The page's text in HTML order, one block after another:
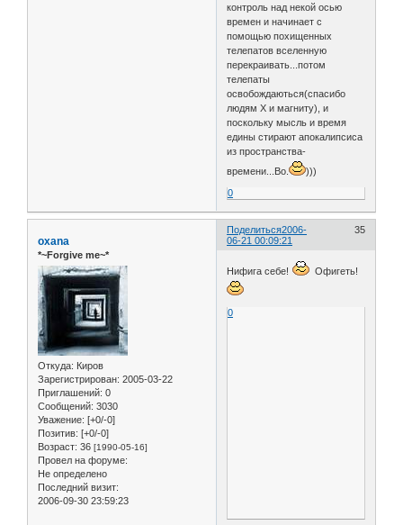
контроль над некой осью
времен и начинает с
помощью похищенных
телепатов вселенную
перекраивать...потом
телепаты
освобождаються(спасибо
людям Х и магниту), и
поскольку мысль и время
едины стирают апокалипсиса
из пространства-
времени...Во.
)))
0
Поделиться 35
2006-
06-21 00:09:21
oxana
*~Forgive me~*
Откуда: Киров
Зарегистрирован: 2005-03-22
Приглашений: 0
Сообщений: 3030
Уважение: [+0/-0]
Позитив: [+0/-0]
Возраст: 36 [1990-05-16]
Провел на форуме:
Не определено
Последний визит:
2006-09-30 23:59:23
Нифига себе! Офигеть!
0